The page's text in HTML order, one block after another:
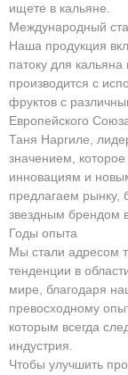
ищете в кальяне.
Международный
Наша продукция
патоку для
производится с
фруктов с
Европейского
Таня Наргиле,
значением,
инновациям и
предлагаем рынку,
звездным брендом
Годы опыта
Мы стали адресом
тенденции в
мире, благодаря
превосходному
которым всегда
индустрия.
Чтобы улучшить